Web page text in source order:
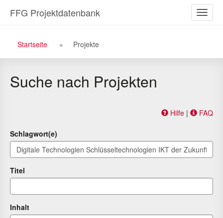
den
Inhalt
ein-/
FFG Projektdatenbank
Breadcrumb
Navigation
Startseite Projekte
Suche nach Projekten
Hilfe | FAQ
Schlagwort(e)
Titel
Inhalt